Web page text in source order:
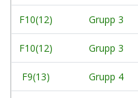
F10(12) Grupp 3
F10(12) Grupp 3
F9(13) Grupp 4